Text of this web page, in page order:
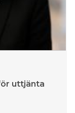
uttjänta